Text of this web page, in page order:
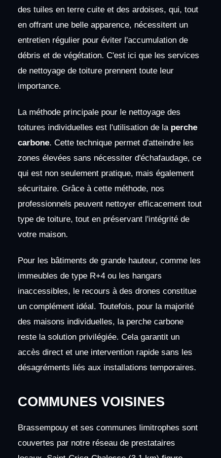
des tuiles en terre cuite et des ardoises, qui, tout
en offrant une belle apparence, nécessitent un
entretien régulier pour éviter l'accumulation de
débris et de végétation. C'est ici que les services
de nettoyage de toiture prennent toute leur
importance.
La méthode principale pour le nettoyage des
toitures individuelles est l'utilisation de la perche
carbone. Cette technique permet d'atteindre les
zones élevées sans nécessiter d'échafaudage, ce
qui est non seulement pratique, mais également
sécuritaire. Grâce à cette méthode, nos
professionnels peuvent nettoyer efficacement tout
type de toiture, tout en préservant l'intégrité de
votre maison.
Pour les bâtiments de grande hauteur, comme les
immeubles de type R+4 ou les hangars
inaccessibles, le recours à des drones constitue
un complément idéal. Toutefois, pour la majorité
des maisons individuelles, la perche carbone
reste la solution privilégiée. Cela garantit un
accès direct et une intervention rapide sans les
désagréments liés aux installations temporaires.
COMMUNES VOISINES
Brassempouy et ses communes limitrophes sont
couvertes par notre réseau de prestataires